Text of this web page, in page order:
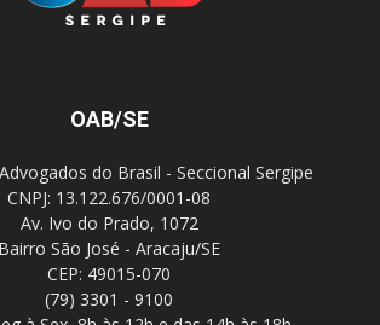
OAB/SE
do Brasil - Seccional Sergipe
CNPJ: 13.122.676/0001-08
Av. Ivo do Prado, 1072
Bairro São José - Aracaju/SE
CEP: 49015-070
(79) 3301 - 9100